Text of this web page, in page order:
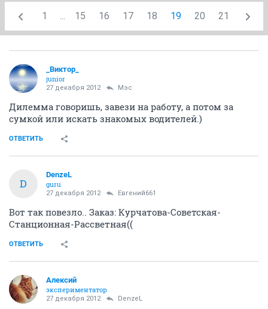
1 ... 15 16 17 18 19 20 21
_Виктор_
juniоr
27 декабря 2012 Мэс
Дилемма говоришь, завези на работу, а потом за
сумкой или искать знакомых водителей.)
ОТВЕТИТЬ
D
DenzeL
guru
27 декабря 2012 Евгений661
Вот так повезло.. Заказ: Курчатова-Советская-
Станционная-Рассветная((
ОТВЕТИТЬ
Алексий
экспериментатор
27 декабря 2012 DenzeL